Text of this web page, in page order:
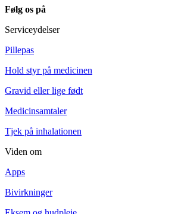
Følg os på
Serviceydelser
Pillepas
Hold styr på medicinen
Gravid eller lige født
Medicinsamtaler
Tjek på inhalationen
Viden om
Apps
Bivirkninger